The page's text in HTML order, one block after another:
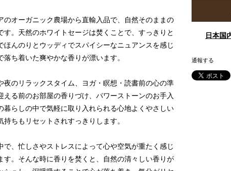
のオーガニック農場から直輸入品で、自然そのままの
す。天然のホワイトセージは焚くことで、すっきりと
ほんのりとウッディでスパイシーなニュアンスを感じ
落ち着いた爽やかな香りが漂います。
夜のリラックスタイム、ヨガ・瞑想・読書前の心の準
える前のお部屋の香りづけ、パワーストーンのお手入
暮らしの中で気軽に取り入れられる心地よくやさしい
持ちもリセットされすっきりします。
で、忙しさやストレスによって心や空気が重たく感じ
す。そんな時に香りを焚くと、自然の清々しい香りが
日本国
通報する